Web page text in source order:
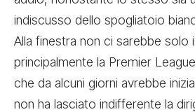
indiscusso dello spogliatoio
Alla finestra non ci sarebbe solo
principalmente la Premier
che da alcuni giorni avrebbe
non ha lasciato indifferente la